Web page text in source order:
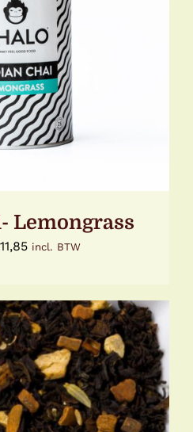
WINKELWAGEN
Lemongrass
11,85Huidige
€11,85.
incl. BTW